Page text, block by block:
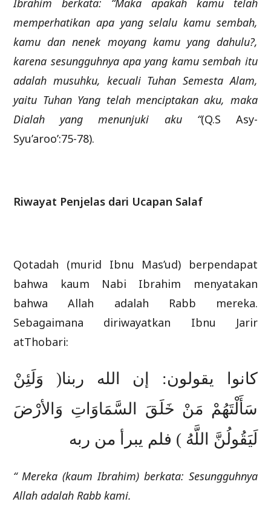
Ibrahim berkata: “Maka apakah kamu telah
memperhatikan apa yang selalu kamu sembah,
kamu dan nenek moyang kamu yang dahulu?,
karena sesungguhnya apa yang kamu sembah itu
adalah musuhku, kecuali Tuhan Semesta Alam,
yaitu Tuhan Yang telah menciptakan aku, maka
Dialah yang menunjuki aku “(Q.S Asy-
Syu’aroo’:75-78).
Riwayat Penjelas dari Ucapan Salaf
Qotadah (murid Ibnu Mas’ud) berpendapat
bahwa kaum Nabi Ibrahim menyatakan
bahwa Allah adalah Rabb mereka.
Sebagaimana diriwayatkan Ibnu Jarir
atThobari:
كانوا يقولون: إن الله ربنا( وَلَئِنْ
سَأَلْتَهُمْ مَنْ خَلَقَ السَّمَاوَاتِ وَالأرْضَ
لَيَقُولُنَّ اللَّهُ ) فلم يبرأ من ربه
“ Mereka (kaum Ibrahim) berkata: Sesungguhnya
Allah adalah Rabb kami.